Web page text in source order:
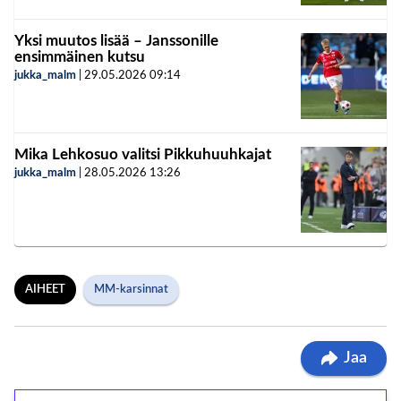
Yksi muutos lisää – Janssonille
ensimmäinen kutsu
jukka_malm 29.05.2026 09:14
Mika Lehkosuo valitsi Pikkuhuuhkajat
jukka_malm 28.05.2026 13:26
AIHEET MM-karsinnat
Jaa